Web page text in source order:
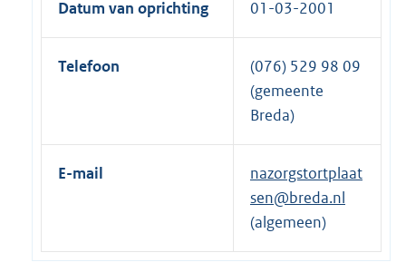
Datum van oprichting 01-03-2001
Telefoon
(076) 529 98 09
(gemeente
Breda)
E-mail
nazorgstortplaat
sen@breda.nl
(algemeen)